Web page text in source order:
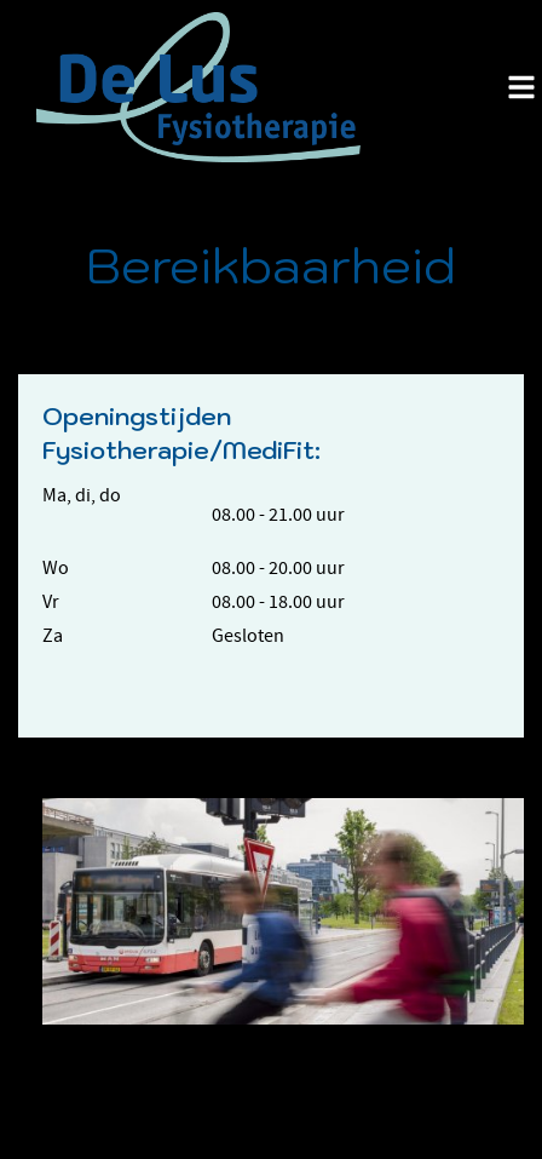
Bereikbaarheid
Openingstijden
Fysiotherapie/MediFit:
Ma, di, do
08.00 - 21.00 uur
Wo
08.00 - 20.00 uur
Vr
08.00 - 18.00 uur
Za
Gesloten